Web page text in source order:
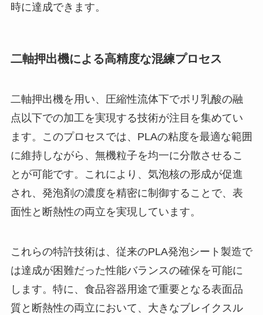
時に達成できます。
二軸押出機による高精度な混練プロセス
二軸押出機を用い、圧縮性流体下でポリ乳酸の融
点以下での加工を実現する技術が注目を集めてい
ます。このプロセスでは、PLAの粘度を最適な範囲
に維持しながら、無機粒子を均一に分散させるこ
とが可能です。これにより、気泡核の形成が促進
され、発泡剤の濃度を精密に制御することで、表
面性と断熱性の両立を実現しています。
これらの特許技術は、従来のPLA発泡シート製造で
は達成が困難だった性能バランスの確保を可能に
します。特に、食品容器用途で重要となる表面品
質と断熱性の両立において、大きなブレイクスル